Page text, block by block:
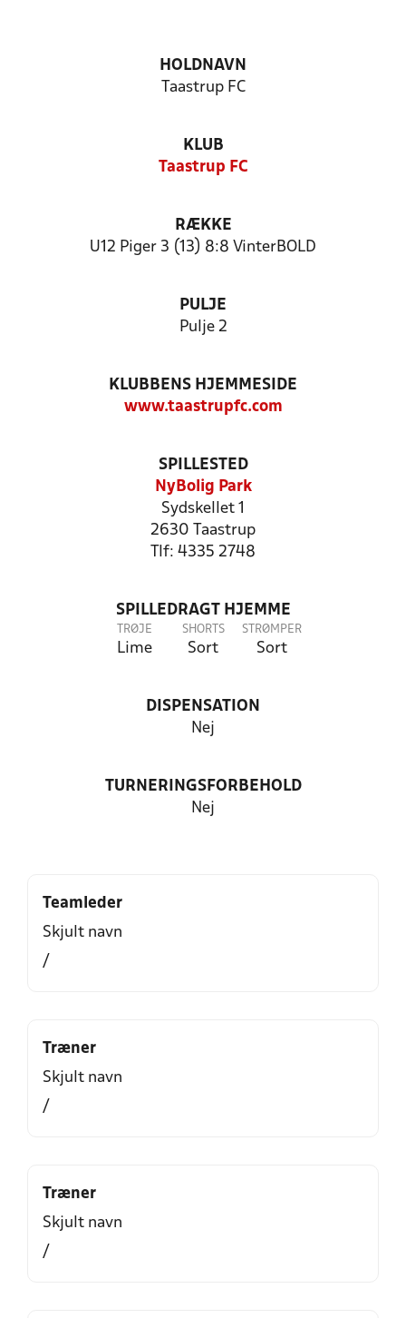
HOLDNAVN
Taastrup FC
KLUB
Taastrup FC
RÆKKE
U12 Piger 3 (13) 8:8 VinterBOLD
PULJE
Pulje 2
KLUBBENS HJEMMESIDE
www.taastrupfc.com
SPILLESTED
NyBolig Park
Sydskellet 1
2630 Taastrup
Tlf: 4335 2748
SPILLEDRAGT HJEMME
TRØJE
Lime
SHORTS
Sort
STRØMPER
Sort
DISPENSATION
Nej
TURNERINGSFORBEHOLD
Nej
Teamleder
Skjult navn
/
Træner
Skjult navn
/
Træner
Skjult navn
/